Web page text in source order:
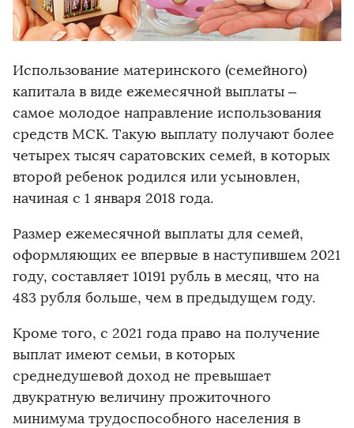
Использование материнского (семейного)
капитала в виде ежемесячной выплаты –
самое молодое направление использования
средств МСК. Такую выплату получают более
четырех тысяч саратовских семей, в которых
второй ребенок родился или усыновлен,
начиная с 1 января 2018 года.
Размер ежемесячной выплаты для семей,
оформляющих ее впервые в наступившем 2021
году, составляет 10191 рубль в месяц, что на
483 рубля больше, чем в предыдущем году.
Кроме того, с 2021 года право на получение
выплат имеют семьи, в которых
среднедушевой доход не превышает
двукратную величину прожиточного
минимума трудоспособного населения в